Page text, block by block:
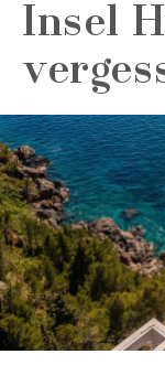
Insel